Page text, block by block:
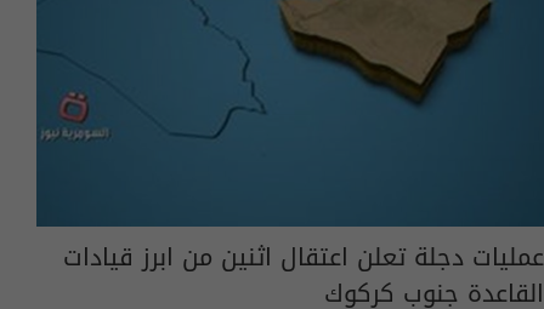
عمليات دجلة تعلن اعتقال اثنين من ابرز قيادات
القاعدة جنوب كركوك